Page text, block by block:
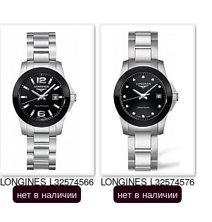
LONGINES L32574566
нет в наличии
LONGINES L32574576
нет в наличии